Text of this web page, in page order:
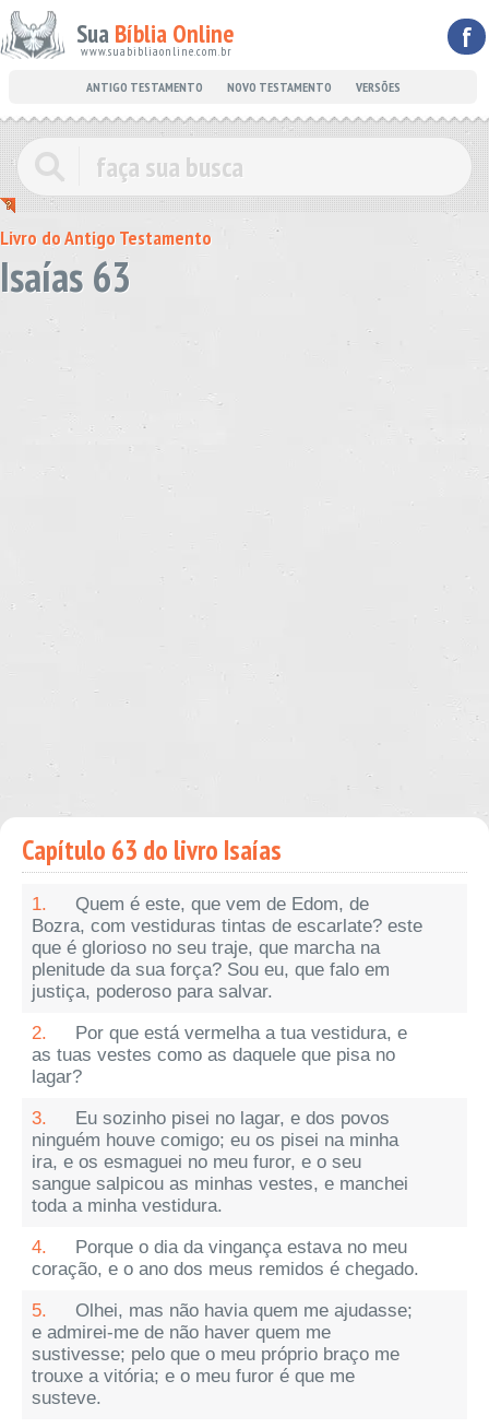
Sua Bíblia Online
www.suabibliaonline.com.br f
ANTIGO TESTAMENTO NOVO TESTAMENTO VERSÕES
Livro do Antigo Testamento
Isaías 63
Capítulo 63 do livro Isaías
1.
Quem é este, que vem de Edom, de
Bozra, com vestiduras tintas de escarlate? este
que é glorioso no seu traje, que marcha na
plenitude da sua força? Sou eu, que falo em
justiça, poderoso para salvar.
2.
Por que está vermelha a tua vestidura, e
as tuas vestes como as daquele que pisa no
lagar?
3.
Eu sozinho pisei no lagar, e dos povos
ninguém houve comigo; eu os pisei na minha
ira, e os esmaguei no meu furor, e o seu
sangue salpicou as minhas vestes, e manchei
toda a minha vestidura.
4.
Porque o dia da vingança estava no meu
coração, e o ano dos meus remidos é chegado.
5.
Olhei, mas não havia quem me ajudasse;
e admirei-me de não haver quem me
sustivesse; pelo que o meu próprio braço me
trouxe a vitória; e o meu furor é que me
susteve.